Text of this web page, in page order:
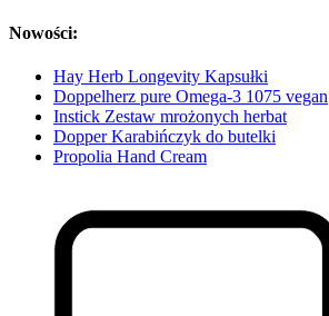
Nowości:
Hay Herb Longevity Kapsułki
Doppelherz pure Omega-3 1075 vegan
Instick Zestaw mrożonych herbat
Dopper Karabińczyk do butelki
Propolia Hand Cream